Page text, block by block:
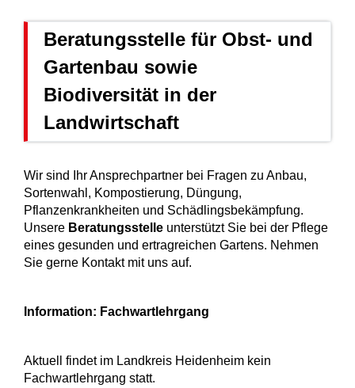
Beratungsstelle für Obst- und
Gartenbau sowie
Biodiversität in der
Landwirtschaft
Wir sind Ihr Ansprechpartner bei Fragen zu Anbau,
Sortenwahl, Kompostierung, Düngung,
Pflanzenkrankheiten und Schädlingsbekämpfung.
Unsere Beratungsstelle unterstützt Sie bei der Pflege
eines gesunden und ertragreichen Gartens. Nehmen
Sie gerne Kontakt mit uns auf.
Information: Fachwartlehrgang
Aktuell findet im Landkreis Heidenheim kein
Fachwartlehrgang statt.